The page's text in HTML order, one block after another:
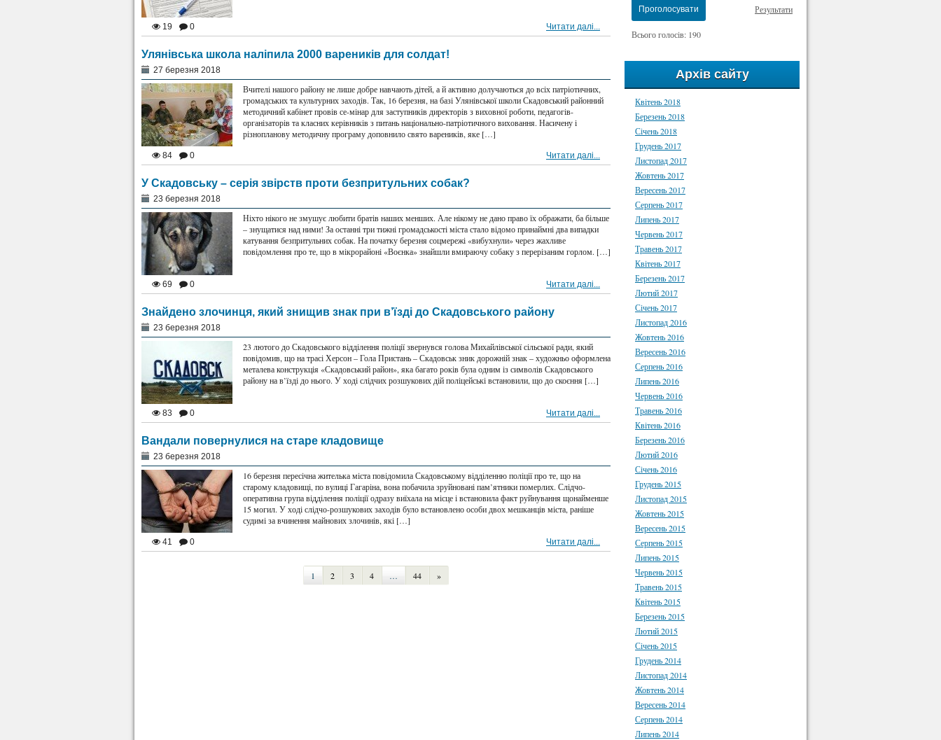
19 0 Читати далі...
Улянівська школа наліпила 2000 вареників для солдат!
27 березня 2018
Вчителі нашого району не лише добре навчають дітей, а й активно долучаються до всіх патріотичних,
громадських та культурних заходів. Так, 16 березня, на базі Улянівської школи Скадовський районний
методичний кабінет провів се-мінар для заступників директорів з виховної роботи, педагогів-
організаторів та класних керівників з питань національно-патріотичного виховання. Насичену і
різнопланову методичну програму доповнило свято вареників, яке […]
84 0 Читати далі...
У Скадовську – серія звірств проти безпритульних собак?
23 березня 2018
Ніхто нікого не змушує любити братів наших менших. Але нікому не дано право їх ображати, ба більше
– знущатися над ними! За останні три тижні громадськості міста стало відомо принаймні два випадки
катування безпритульних собак. На початку березня соцмережі «вибухнули» через жахливе
повідомлення про те, що в мікрорайоні «Воєнка» знайшли вмираючу собаку з перерізаним горлом. […]
69 0 Читати далі...
Знайдено злочинця, який знищив знак при в’їзді до Скадовського району
23 березня 2018
23 лютого до Скадовського відділення поліції звернувся голова Михайлівської сільської ради, який
повідомив, що на трасі Херсон – Гола Пристань – Скадовськ зник дорожній знак – художньо оформлена
металева конструкція «Скадовський район», яка багато років була одним із символів Скадовського
району на в’їзді до нього. У ході слідчих розшукових дій поліцейські встановили, що до скоєння […]
83 0 Читати далі...
Вандали повернулися на старе кладовище
23 березня 2018
16 березня пересічна жителька міста повідомила Скадовському відділенню поліції про те, що на
старому кладовищі, по вулиці Гагаріна, вона побачила зруйновані пам’ятники померлих. Слідчо-
оперативна група відділення поліції одразу виїхала на місце і встановила факт руйнування щонайменше
15 могил. У ході слідчо-розшукових заходів було встановлено особи двох мешканців міста, раніше
судимі за вчинення майнових злочинів, які […]
41 0 Читати далі...
1 2 3 4 … 44 »
Проголосувати Результати
Всього голосів: 190
Архів сайту
Квітень 2018
Березень 2018
Січень 2018
Грудень 2017
Листопад 2017
Жовтень 2017
Вересень 2017
Серпень 2017
Липень 2017
Червень 2017
Травень 2017
Квітень 2017
Березень 2017
Лютий 2017
Січень 2017
Листопад 2016
Жовтень 2016
Вересень 2016
Серпень 2016
Липень 2016
Червень 2016
Травень 2016
Квітень 2016
Березень 2016
Лютий 2016
Січень 2016
Грудень 2015
Листопад 2015
Жовтень 2015
Вересень 2015
Серпень 2015
Липень 2015
Червень 2015
Травень 2015
Квітень 2015
Березень 2015
Лютий 2015
Січень 2015
Грудень 2014
Листопад 2014
Жовтень 2014
Вересень 2014
Серпень 2014
Липень 2014